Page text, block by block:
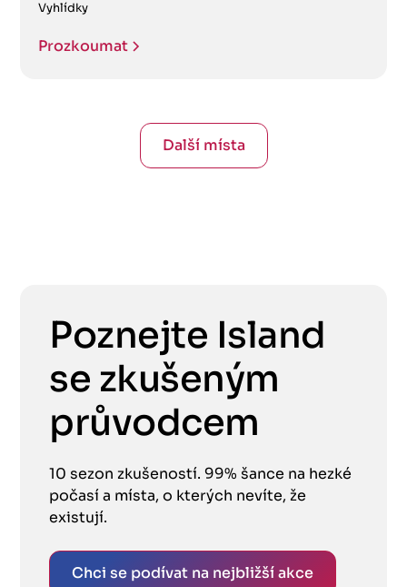
Vyhlídky
Prozkoumat
Další místa
Poznejte Island
se zkušeným
průvodcem
10 sezon zkušeností. 99% šance na hezké
počasí a místa, o kterých nevíte, že
existují.
Chci se podívat na nejbližší akce